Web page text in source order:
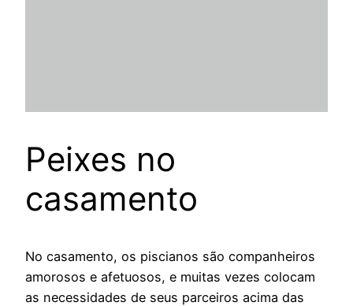
Peixes no
casamento
No casamento, os piscianos são companheiros
amorosos e afetuosos, e muitas vezes colocam
as necessidades de seus parceiros acima das